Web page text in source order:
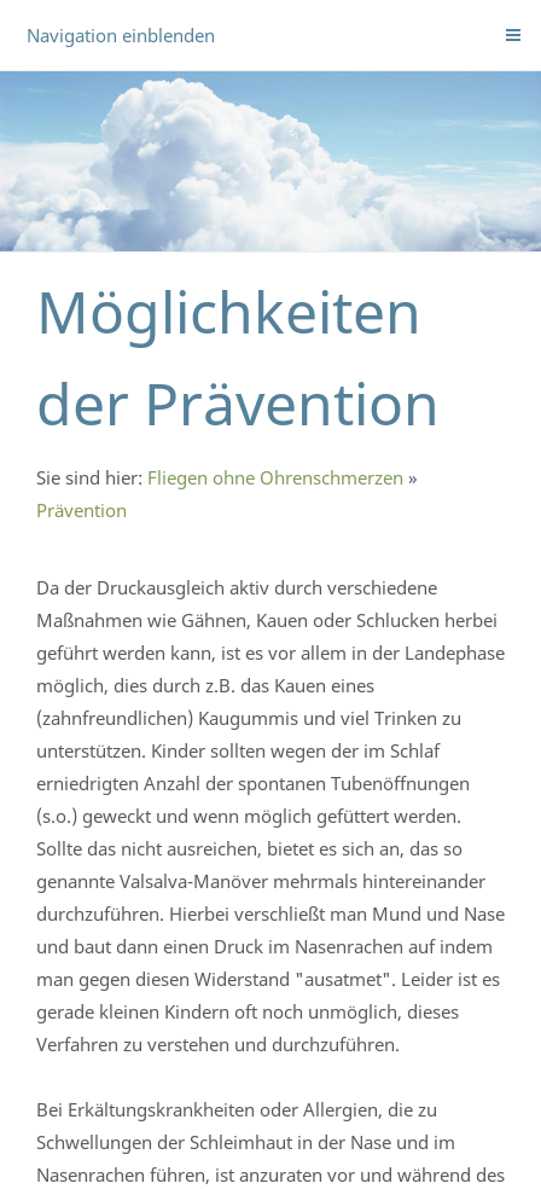
Navigation einblenden
Möglichkeiten
der Prävention
Sie sind hier: Fliegen ohne Ohrenschmerzen »
Prävention
Da der Druckausgleich aktiv durch verschiedene
Maßnahmen wie Gähnen, Kauen oder Schlucken herbei
geführt werden kann, ist es vor allem in der Landephase
möglich, dies durch z.B. das Kauen eines
(zahnfreundlichen) Kaugummis und viel Trinken zu
unterstützen. Kinder sollten wegen der im Schlaf
erniedrigten Anzahl der spontanen Tubenöffnungen
(s.o.) geweckt und wenn möglich gefüttert werden.
Sollte das nicht ausreichen, bietet es sich an, das so
genannte Valsalva-Manöver mehrmals hintereinander
durchzuführen. Hierbei verschließt man Mund und Nase
und baut dann einen Druck im Nasenrachen auf indem
man gegen diesen Widerstand "ausatmet". Leider ist es
gerade kleinen Kindern oft noch unmöglich, dieses
Verfahren zu verstehen und durchzuführen.
Bei Erkältungskrankheiten oder Allergien, die zu
Schwellungen der Schleimhaut in der Nase und im
Nasenrachen führen, ist anzuraten vor und während des